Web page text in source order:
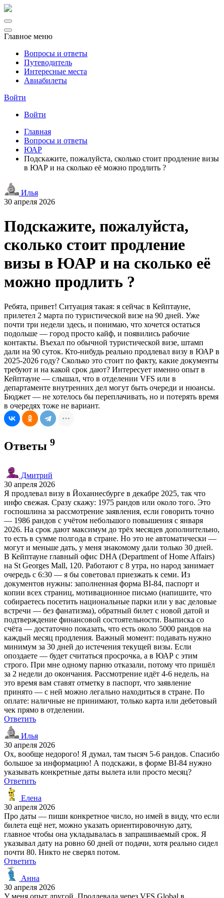
Главное меню
Вопросы и ответы
Путеводитель
Интересные места
Авиабилеты
Войти
Войти
Главная
Вопросы и ответы
ЮАР
Подскажите, пожалуйста, сколько стоит продление визы
в ЮАР и на сколько её можно продлить ?
Илья
30 апреля 2026
Подскажите, пожалуйста,
сколько стоит продление
визы в ЮАР и на сколько её
можно продлить ?
Ребята, привет! Ситуация такая: я сейчас в Кейптауне,
прилетел 2 марта по туристической визе на 90 дней. Уже
почти три недели здесь, и понимаю, что хочется остаться
подольше — город просто кайф, и появились рабочие
контакты. Въехал по обычной туристической визе, штамп
дали на 90 суток. Кто-нибудь реально продлевал визу в ЮАР в
2025-2026 году? Сколько это стоит по факту, какие документы
требуют и на какой срок дают? Интересует именно опыт в
Кейптауне — слышал, что в отделении VFS или в
департаменте внутренних дел могут быть очереди и нюансы.
Бюджет — не хотелось бы переплачивать, но и потерять время
в очередях тоже не вариант.
Ответы 9
Дмитрий
30 апреля 2026
Я продлевал визу в Йоханнесбурге в декабре 2025, так что
инфо свежая. Сразу скажу: 1975 рандов или около того. Это
госпошлина за рассмотрение заявления, если говорить точно
— 1986 рандов с учётом небольшого повышения с января
2026. На срок дают максимум до трёх месяцев дополнительно,
то есть в сумме полгода в стране. Но это не автоматически —
могут и меньше дать, у меня знакомому дали только 30 дней.
В Кейптауне главный офис DHA (Department of Home Affairs)
на St Georges Mall, 120. Работают с 8 утра, но народ занимает
очередь с 6:30 — я бы советовал приезжать к семи. Из
документов нужны: заполненная форма BI-84, паспорт и
копии всех страниц, мотивационное письмо (напишите, что
собираетесь посетить национальные парки или у вас деловые
встречи — без фанатизма), обратный билет с новой датой и
подтверждение финансовой состоятельности. Выписка со
счёта — достаточно показать, что есть около 5000 рандов на
каждый месяц продления. Важный момент: подавать нужно
минимум за 30 дней до истечения текущей визы. Если
опоздаете — будет считаться просрочка, а в ЮАР с этим
строго. При мне одному парню отказали, потому что пришёл
за 2 недели до окончания. Рассмотрение идёт 4-6 недель, на
это время вам ставят отметку в паспорт, что заявление
принято — с ней можно легально находиться в стране. По
оплате: наличные не принимают, только карта или дебетовый
чек прямо в отделении.
Ответить
Илья
30 апреля 2026
Ох, вообще недорого! Я думал, там тысяч 5-6 рандов. Спасибо
большое за информацию! А подскажи, в форме BI-84 нужно
указывать конкретные даты вылета или просто месяц?
Ответить
Елена
30 апреля 2026
Про даты — пиши конкретное число, но имей в виду, что если
билета ещё нет, можно указать ориентировочную дату,
главное чтобы она укладывалась в запрашиваемый срок. Я
указывал дату на ровно 60 дней от подачи, хотя реально сидел
почти 80. Никто не сверял потом.
Ответить
Анна
30 апреля 2026
У меня опыт другой. Продлевала через VFS Global в